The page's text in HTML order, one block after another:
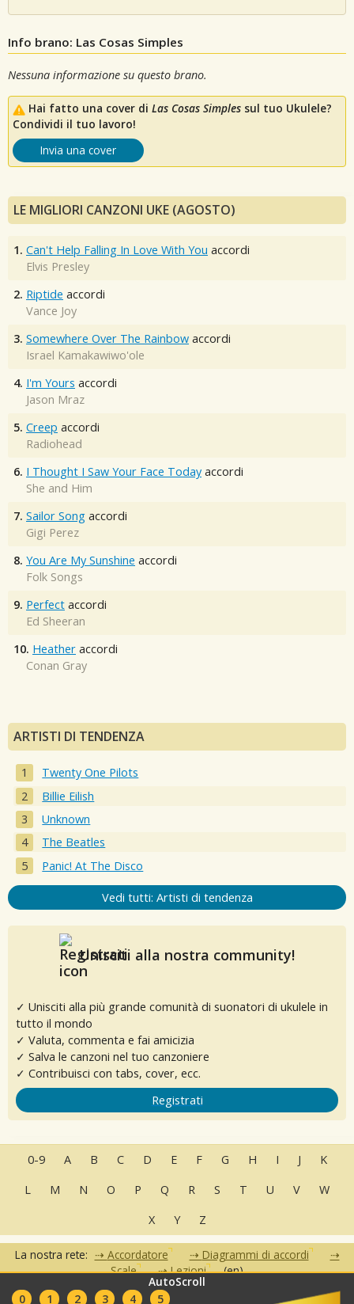
AutoScroll
0
1 2 3 4 5
Info brano: Las Cosas Simples
Nessuna informazione su questo brano.
Hai fatto una cover di Las Cosas Simples sul tuo Ukulele?
Condividi il tuo lavoro!
Invia una cover
LE MIGLIORI CANZONI UKE (AGOSTO)
1. Can't Help Falling In Love With You accordi
Elvis Presley
2. Riptide accordi
Vance Joy
3. Somewhere Over The Rainbow accordi
Israel Kamakawiwo'ole
4. I'm Yours accordi
Jason Mraz
5. Creep accordi
Radiohead
6. I Thought I Saw Your Face Today accordi
She and Him
7. Sailor Song accordi
Gigi Perez
8. You Are My Sunshine accordi
Folk Songs
9. Perfect accordi
Ed Sheeran
10. Heather accordi
Conan Gray
ARTISTI DI TENDENZA
Twenty One Pilots
Billie Eilish
Unknown
The Beatles
Panic! At The Disco
Vedi tutti: Artisti di tendenza
Unisciti alla nostra community!
✓ Unisciti alla più grande comunità di suonatori di ukulele in
tutto il mondo
✓ Valuta, commenta e fai amicizia
✓ Salva le canzoni nel tuo canzoniere
✓ Contribuisci con tabs, cover, ecc.
Registrati
0-9 A B C D E F G H I J
K
L
M N O P Q R S T U V
W
X
Y Z
La nostra rete: Accordatore
Diagrammi di accordi
Scale
Lezioni (en)
FAQ•Contatti•Condizioni d'uso Partner•Club